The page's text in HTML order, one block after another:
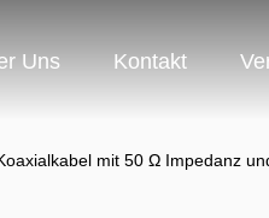
Uns Kontakt
mit 50 Ω Impedanz